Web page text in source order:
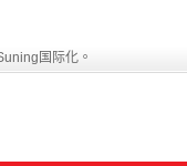
国际化。